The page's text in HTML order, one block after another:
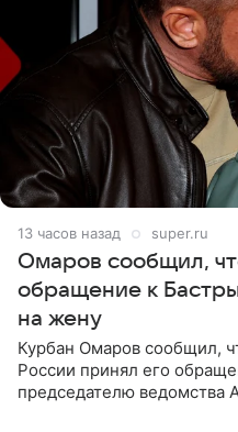
13 часов назад super.ru
Омаров сообщил,
обращение к
на жену
Курбан Омаров сообщил,
России принял его
председателю ведомства